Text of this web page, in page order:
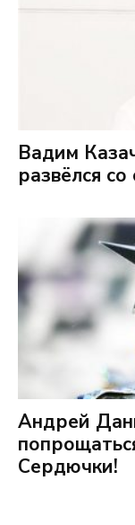
Вадим
развёлся
Андрей
Сердючки!